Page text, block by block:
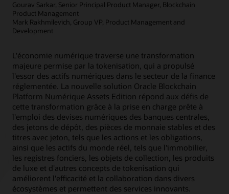
En savoir plus
Article : La blockchain peut‑elle faciliter la gestion des subventions ?
Gourav Sarkar, Senior Principal Product Manager, Blockchain
Product Management
Mark Rakhmilevich, Group VP, Product Management and
Development
L'économie numérique traverse une transformation
majeure permise par la tokenisation, qui a propulsé
l'essor des actifs numériques dans le secteur de la finance
réglementée. La nouvelle solution Oracle Blockchain
Platform Numérique Assets Edition répond aux défis de
cette transformation grâce à la prise en charge prête à
l'emploi des devises numériques des banques centrales,
des jetons de dépôt, des pièces de monnaie stables et des
titres avec jeton, tels que les actions et les obligations,
ainsi que les actifs du monde réel, tels que l'immobilier,
les registres fonciers, les objets de collection, les produits
de luxe et d'autres concepts de tokenisation qui
améliorent l'efficacité et la collaboration dans divers
écosystèmes et permettent des services innovants.